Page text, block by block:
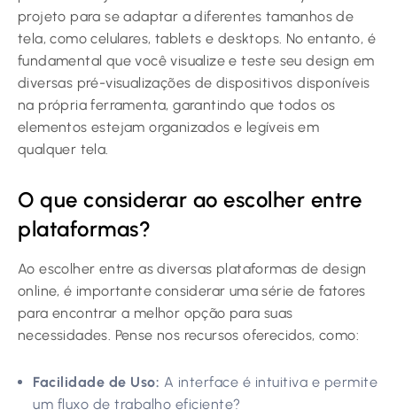
projeto para se adaptar a diferentes tamanhos de
tela, como celulares, tablets e desktops. No entanto, é
fundamental que você visualize e teste seu design em
diversas pré-visualizações de dispositivos disponíveis
na própria ferramenta, garantindo que todos os
elementos estejam organizados e legíveis em
qualquer tela.
O que considerar ao escolher entre
plataformas?
Ao escolher entre as diversas plataformas de design
online, é importante considerar uma série de fatores
para encontrar a melhor opção para suas
necessidades. Pense nos recursos oferecidos, como:
Facilidade de Uso: A interface é intuitiva e permite
um fluxo de trabalho eficiente?